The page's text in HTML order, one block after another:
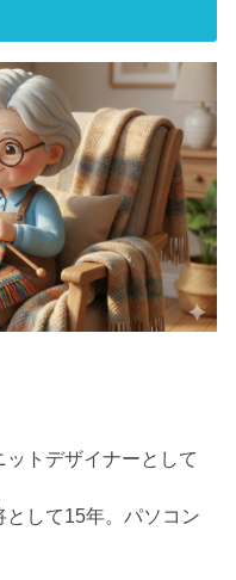
トデザイナーとして
して15年。パソコン